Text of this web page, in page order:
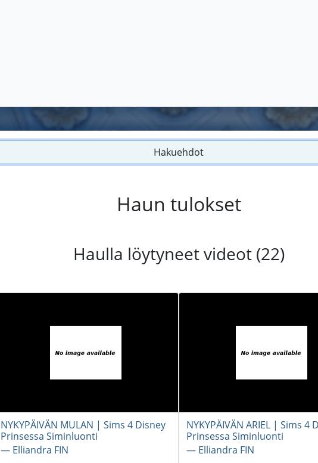
Hakuehdot
Haun tulokset
Haulla löytyneet videot (22)
NYKYPÄIVÄN MULAN | Sims 4 Disney
Prinsessa Siminluonti
― Elliandra FIN
NYKYPÄIVÄN ARIEL | Sims 4
Prinsessa Siminluonti
― Elliandra FIN